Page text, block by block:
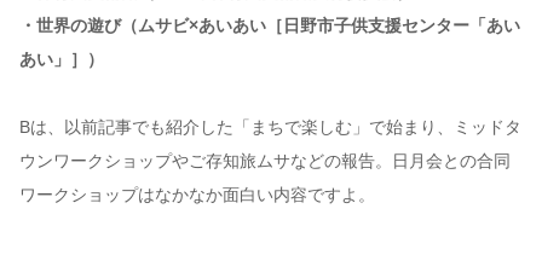
・世界の遊び（ムサビ×あいあい［日野市子供支援センター「あい
あい」］）
Bは、以前記事でも紹介した「まちで楽しむ」で始まり、ミッドタ
ウンワークショップやご存知旅ムサなどの報告。日月会との合同
ワークショップはなかなか面白い内容ですよ。